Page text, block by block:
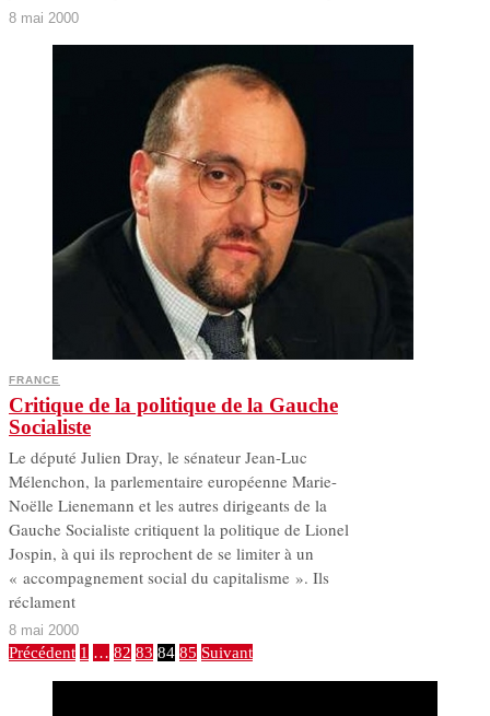
8 mai 2000
FRANCE
Critique de la politique de la Gauche
Socialiste
Le député Julien Dray, le sénateur Jean-Luc
Mélenchon, la parlementaire européenne Marie-
Noëlle Lienemann et les autres dirigeants de la
Gauche Socialiste critiquent la politique de Lionel
Jospin, à qui ils reprochent de se limiter à un
« accompagnement social du capitalisme ». Ils
réclament
8 mai 2000
Précédent 1 … 82 83 84 85 Suivant